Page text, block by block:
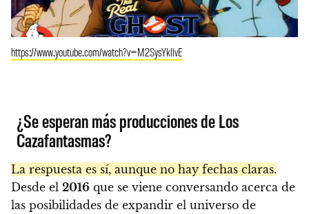
https://www.youtube.com/watch?v=M2SysYkllvE
¿Se esperan más producciones de Los
Cazafantasmas?
La respuesta es sí, aunque no hay fechas claras.
Desde el 2016 que se viene conversando acerca de
las posibilidades de expandir el universo de